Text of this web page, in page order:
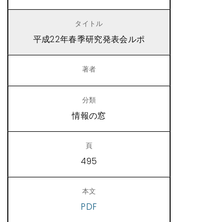
平成22年春季研究発表会ルポ
情報の窓
495
PDF